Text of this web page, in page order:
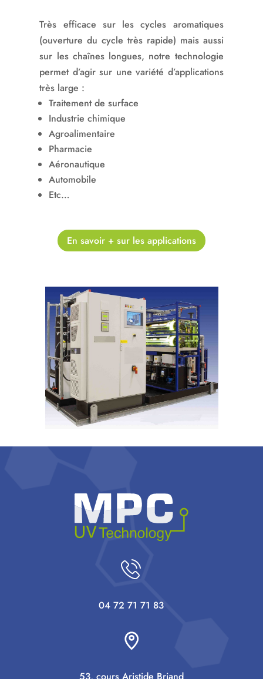
Très efficace sur les cycles aromatiques
(ouverture du cycle très rapide) mais aussi
sur les chaînes longues, notre technologie
permet d’agir sur une variété d’applications
très large :
Traitement de surface
Industrie chimique
Agroalimentaire
Pharmacie
Aéronautique
Automobile
Etc…
En savoir + sur les applications
04 72 71 71 83